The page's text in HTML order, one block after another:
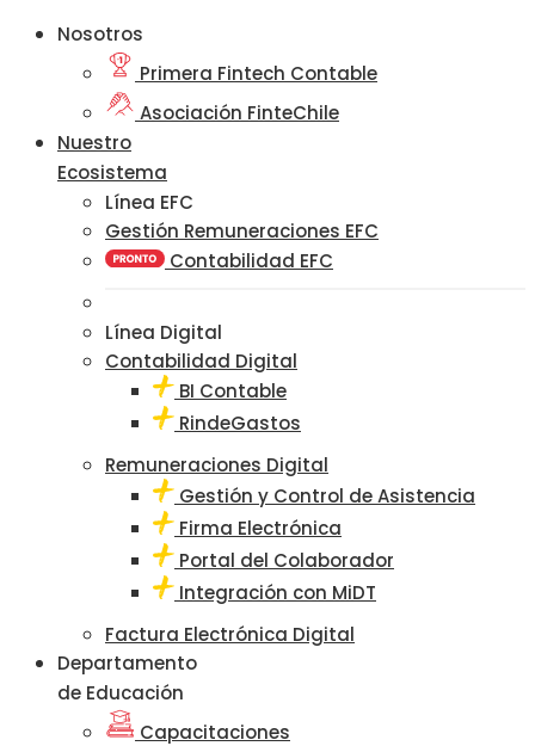
Nosotros
Primera Fintech Contable
Asociación FinteChile
Nuestro
Ecosistema
Línea EFC
Gestión Remuneraciones EFC
Contabilidad EFC
Línea Digital
Contabilidad Digital
BI Contable
RindeGastos
Remuneraciones Digital
Gestión y Control de Asistencia
Firma Electrónica
Portal del Colaborador
Integración con MiDT
Factura Electrónica Digital
Departamento
de Educación
Capacitaciones